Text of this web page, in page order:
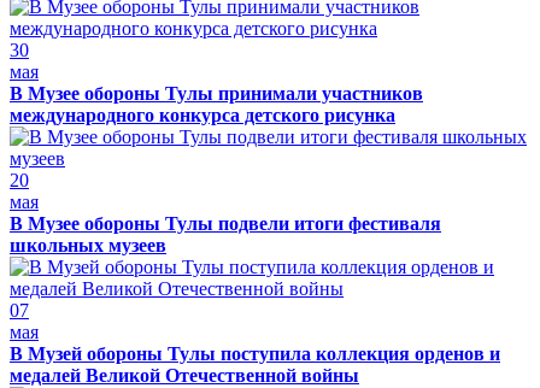
30
мая
В Музее обороны Тулы принимали участников
международного конкурса детского рисунка
20
мая
В Музее обороны Тулы подвели итоги фестиваля
школьных музеев
07
мая
В Музей обороны Тулы поступила коллекция орденов и
медалей Великой Отечественной войны